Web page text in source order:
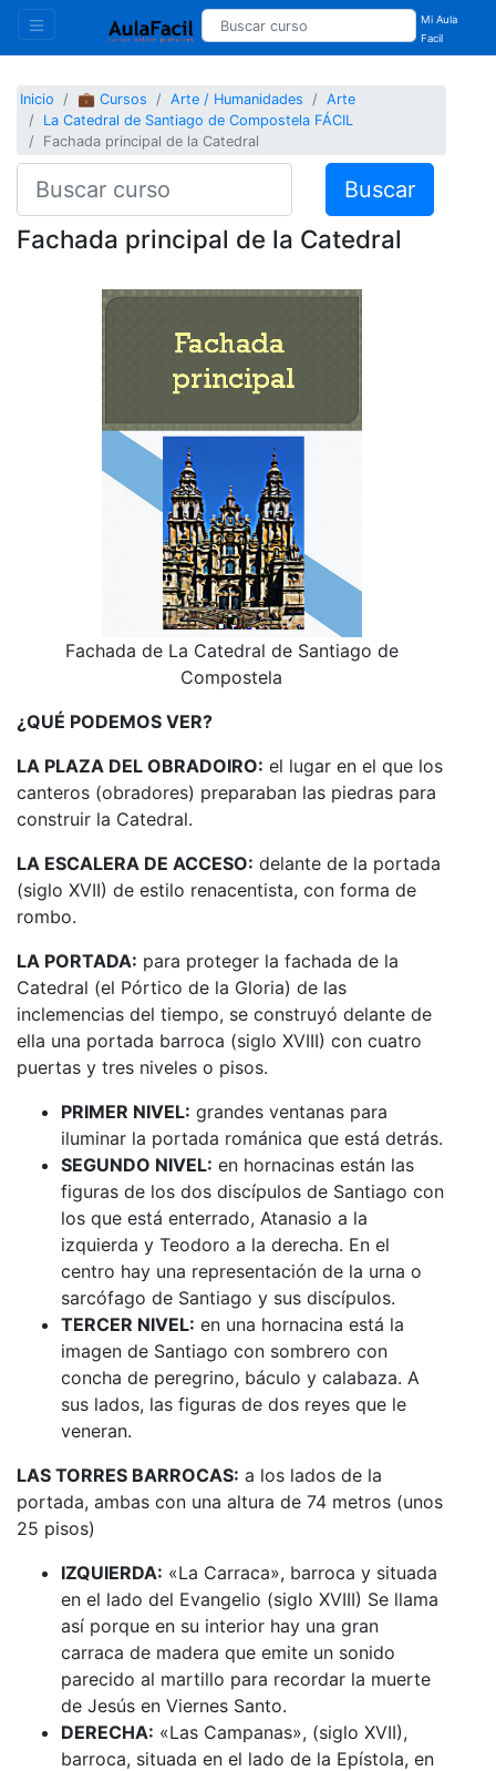
Mi Aula
Facil
Inicio 💼 Cursos Arte / Humanidades
Arte
La Catedral de Santiago de Compostela FÁCIL
Fachada principal de la Catedral
Buscar
Fachada principal de la Catedral
Fachada de La Catedral de Santiago de
Compostela
¿QUÉ PODEMOS VER?
LA PLAZA DEL OBRADOIRO: el lugar en el que los
canteros (obradores) preparaban las piedras para
construir la Catedral.
LA ESCALERA DE ACCESO: delante de la portada
(siglo XVII) de estilo renacentista, con forma de
rombo.
LA PORTADA: para proteger la fachada de la
Catedral (el Pórtico de la Gloria) de las
inclemencias del tiempo, se construyó delante de
ella una portada barroca (siglo XVIII) con cuatro
puertas y tres niveles o pisos.
PRIMER NIVEL: grandes ventanas para
iluminar la portada románica que está detrás.
SEGUNDO NIVEL: en hornacinas están las
figuras de los dos discípulos de Santiago con
los que está enterrado, Atanasio a la
izquierda y Teodoro a la derecha. En el
centro hay una representación de la urna o
sarcófago de Santiago y sus discípulos.
TERCER NIVEL: en una hornacina está la
imagen de Santiago con sombrero con
concha de peregrino, báculo y calabaza. A
sus lados, las figuras de dos reyes que le
veneran.
LAS TORRES BARROCAS: a los lados de la
portada, ambas con una altura de 74 metros (unos
25 pisos)
IZQUIERDA: «La Carraca», barroca y situada
en el lado del Evangelio (siglo XVIII) Se llama
así porque en su interior hay una gran
carraca de madera que emite un sonido
parecido al martillo para recordar la muerte
de Jesús en Viernes Santo.
DERECHA: «Las Campanas», (siglo XVII),
barroca, situada en el lado de la Epístola, en